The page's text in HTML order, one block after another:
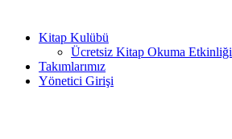
Kitap Kulübü
Ücretsiz Kitap Okuma Etkinliği
Takımlarımız
Yönetici Girişi